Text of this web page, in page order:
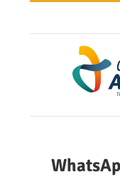
contenido